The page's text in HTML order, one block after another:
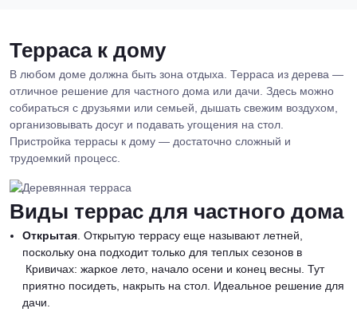
Терраса к дому
В любом доме должна быть зона отдыха. Терраса из дерева —
отличное решение для частного дома или дачи. Здесь можно
собираться с друзьями или семьей, дышать свежим воздухом,
организовывать досуг и подавать угощения на стол.
Пристройка террасы к дому — достаточно сложный и
трудоемкий процесс.
Виды террас для частного дома
Открытая. Открытую террасу еще называют летней,
поскольку она подходит только для теплых сезонов в
Кривичах: жаркое лето, начало осени и конец весны. Тут
приятно посидеть, накрыть на стол. Идеальное решение для
дачи.